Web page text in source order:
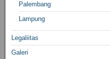
Palembang
Lampung
Legaliitas
Galeri